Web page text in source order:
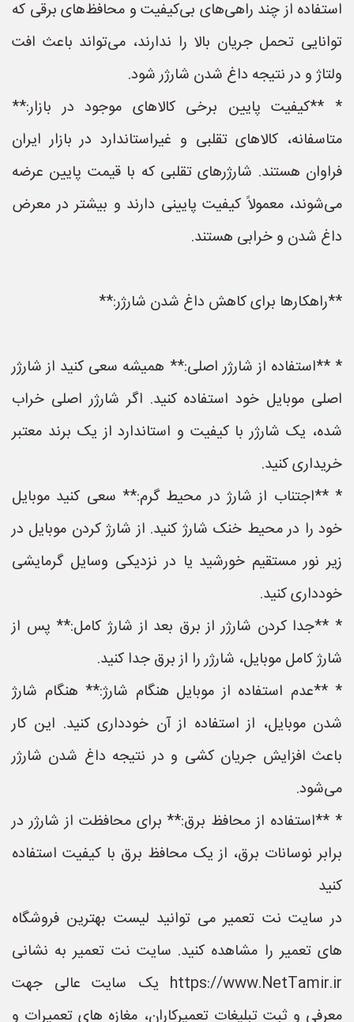
استفاده از چند راهی‌های بی‌کیفیت و محافظ‌های برقی که
توانایی تحمل جریان بالا را ندارند، می‌تواند باعث افت
ولتاژ و در نتیجه داغ شدن شارژر شود.
* **کیفیت پایین برخی کالاهای موجود در بازار:**
متاسفانه، کالاهای تقلبی و غیراستاندارد در بازار ایران
فراوان هستند. شارژرهای تقلبی که با قیمت پایین عرضه
می‌شوند، معمولاً کیفیت پایینی دارند و بیشتر در معرض
داغ شدن و خرابی هستند.
**راهکارها برای کاهش داغ شدن شارژر:**
* **استفاده از شارژر اصلی:** همیشه سعی کنید از شارژر
اصلی موبایل خود استفاده کنید. اگر شارژر اصلی خراب
شده، یک شارژر با کیفیت و استاندارد از یک برند معتبر
خریداری کنید.
* **اجتناب از شارژ در محیط گرم:** سعی کنید موبایل
خود را در محیط خنک شارژ کنید. از شارژ کردن موبایل در
زیر نور مستقیم خورشید یا در نزدیکی وسایل گرمایشی
خودداری کنید.
* **جدا کردن شارژر از برق بعد از شارژ کامل:** پس از
شارژ کامل موبایل، شارژر را از برق جدا کنید.
* **عدم استفاده از موبایل هنگام شارژ:** هنگام شارژ
شدن موبایل، از استفاده از آن خودداری کنید. این کار
باعث افزایش جریان کشی و در نتیجه داغ شدن شارژر
می‌شود.
* **استفاده از محافظ برق:** برای محافظت از شارژر در
برابر نوسانات برق، از یک محافظ برق با کیفیت استفاده
کنید
در سایت نت تعمیر می توانید لیست بهترین فروشگاه
های تعمیر را مشاهده کنید. سایت نت تعمیر به نشانی
https://www.NetTamir.ir یک سایت عالی جهت
معرفی و ثبت تبلیغات تعمیرکاران، مغازه های تعمیرات و